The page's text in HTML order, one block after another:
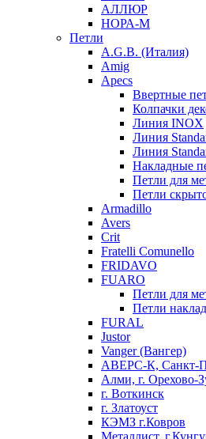
АЛЛЮР
НОРА-М
Петли
A.G.B. (Италия)
Amig
Apecs
Ввертные
Колпачки
Линия INOX
Линия
Линия
Накладные
Петли для
Петли
Armadillo
Avers
Crit
Fratelli Comunello
FRIDAVO
FUARO
Петли для
Петли
FURAL
Justor
Vanger (Вангер)
АВЕРС-К, Санкт-
Алми, г. Орехово-
г. Воткинск
г. Златоуст
КЭМЗ г.Ковров
Металлист,